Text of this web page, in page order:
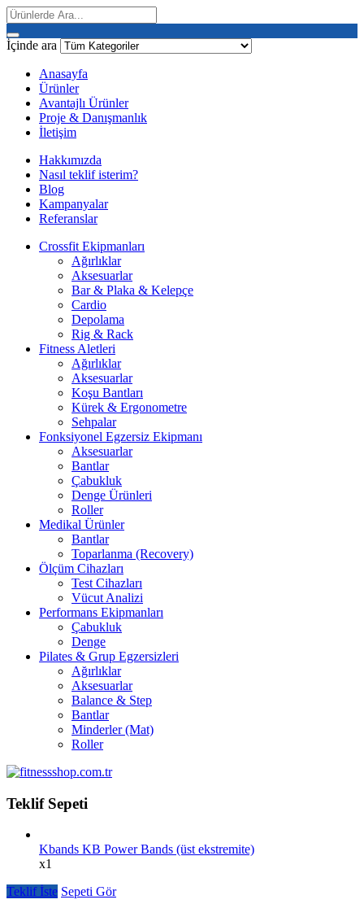
İçinde ara
Anasayfa
Ürünler
Avantajlı Ürünler
Proje & Danışmanlık
İletişim
Hakkımızda
Nasıl teklif isterim?
Blog
Kampanyalar
Referanslar
Crossfit Ekipmanları
Ağırlıklar
Aksesuarlar
Bar & Plaka & Kelepçe
Cardio
Depolama
Rig & Rack
Fitness Aletleri
Ağırlıklar
Aksesuarlar
Koşu Bantları
Kürek & Ergonometre
Sehpalar
Fonksiyonel Egzersiz Ekipmanı
Aksesuarlar
Bantlar
Çabukluk
Denge Ürünleri
Roller
Medikal Ürünler
Bantlar
Toparlanma (Recovery)
Ölçüm Cihazları
Test Cihazları
Vücut Analizi
Performans Ekipmanları
Çabukluk
Denge
Pilates & Grup Egzersizleri
Ağırlıklar
Aksesuarlar
Balance & Step
Bantlar
Minderler (Mat)
Roller
Teklif Sepeti
Kbands KB Power Bands (üst ekstremite)
x1
Teklif İste Sepeti Gör